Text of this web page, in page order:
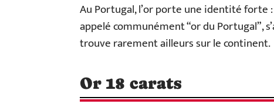
Au Portugal, l’or porte une identité forte
appelé communément “or du Portugal”,
trouve rarement ailleurs sur le continent.
Or 18 carats